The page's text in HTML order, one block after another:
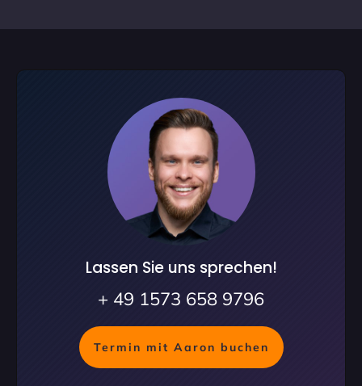
Lassen Sie uns sprechen!
+ 49 1573 658 9796
Termin mit Aaron buchen